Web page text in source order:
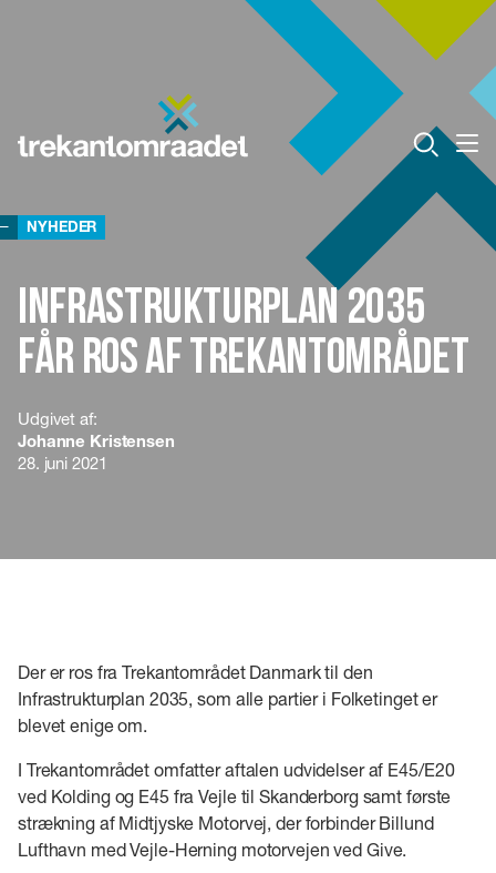
NYHEDER
Infrastrukturplan 2035
får ros af Trekantområdet
Udgivet af:
Johanne Kristensen
28. juni 2021
Der er ros fra Trekantområdet Danmark til den
Infrastrukturplan 2035, som alle partier i Folketinget er
blevet enige om.
I Trekantområdet omfatter aftalen udvidelser af E45/E20
ved Kolding og E45 fra Vejle til Skanderborg samt første
strækning af Midtjyske Motorvej, der forbinder Billund
Lufthavn med Vejle-Herning motorvejen ved Give.